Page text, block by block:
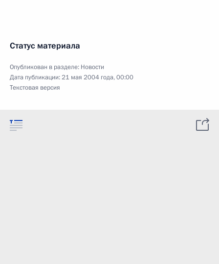
Статус материала
Опубликован в разделе: Новости
Дата публикации:21 мая 2004 года, 00:00
Текстовая версия